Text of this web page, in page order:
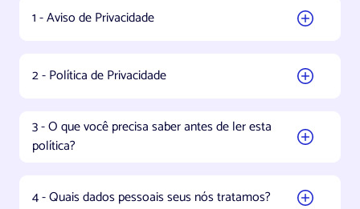
1 - Aviso de Privacidade
2 - Política de Privacidade
3 - O que você precisa saber antes de ler esta
política?
4 - Quais dados pessoais seus nós tratamos?